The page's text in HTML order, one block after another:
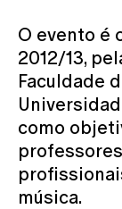
O evento é
2012/13,
Faculdade
como
música.